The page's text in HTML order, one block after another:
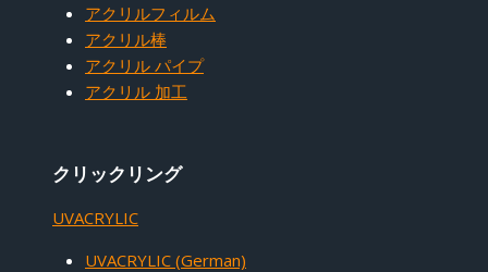
アクリルフィルム
アクリル棒
アクリル パイプ
アクリル 加工
クリックリング
UVACRYLIC
UVACRYLIC (German)